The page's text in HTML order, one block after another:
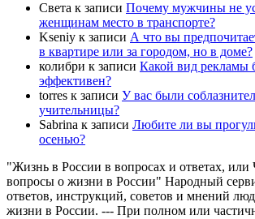
Света к записи Почему мужчины не
женщинам место в транспорте?
Kseniy к записи А что вы
в квартире или за городом, но в доме?
колибри к записи Какой вид рекламы
эффективен?
torres к записи У вас были
учительницы?
Sabrina к записи Любите ли вы
осенью?
"Жизнь в России в вопросах и ответах, или
вопросы о жизни в России" Народный
ответов, инструкций, советов и мнений
жизни в России. --- При полном или